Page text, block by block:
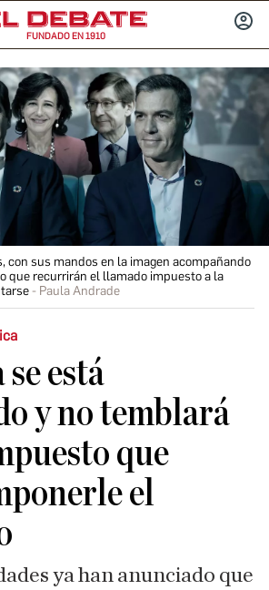
FUNDADO EN 1910
con sus mandos en la imagen acompañando
que recurrirán el llamado impuesto a la
Paula Andrade
se está
y no temblará
que
el
ya han anunciado que